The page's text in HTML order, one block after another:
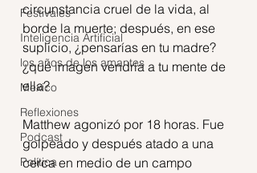
Festivales
Inteligencia Artificial
los años de los amantes
Mexico
Reflexiones
Podcast
Política
circunstancia cruel de la vida, al
borde la muerte; después, en ese
suplicio, ¿pensarías en tu madre?
¿qué imagen vendría a tu mente de
ella?
Matthew agonizó por 18 horas. Fue
golpeado y después atado a una
cerca en medio de un campo